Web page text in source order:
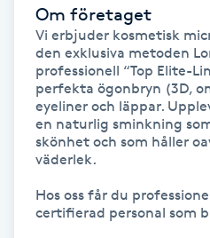
IR-massage
Japansk massage
Katun fransar
Om företaget
Vi erbjuder kosmetisk
den exklusiva metoden
professionell “Top Elite-
perfekta ögonbryn (3D,
eyeliner och läppar.
en naturlig sminkning
skönhet och som håller
väderlek.
Hos oss får du
certifierad personal som